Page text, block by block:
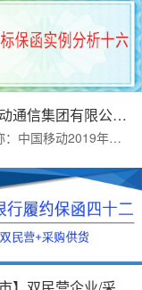
中国移动通信集团有限公司河北分...
项目名称：中国移动2019年至2020年传输管线工程施工服务集中采购（河北）项目2018年12月12日，某单位招标文件要求提供中国移动2019年至2020年传输管线工程施工服务集中采购...